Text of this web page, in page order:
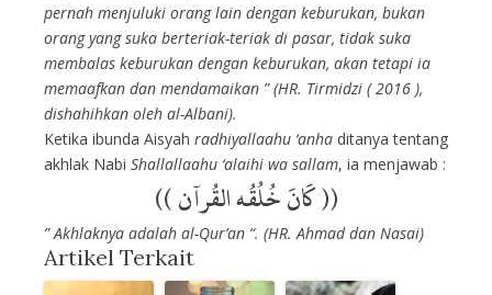
pernah menjuluki orang lain dengan keburukan, bukan
orang yang suka berteriak-teriak di pasar, tidak suka
membalas keburukan dengan keburukan, akan tetapi ia
memaafkan dan mendamaikan ” (HR. Tirmidzi ( 2016 ),
dishahihkan oleh al-Albani).
Ketika ibunda Aisyah radhiyallaahu ‘anha ditanya tentang
akhlak Nabi Shallallaahu ‘alaihi wa sallam, ia menjawab :
(( كَانَ خُلُقُه القُرآن ))
” Akhlaknya adalah al-Qur’an “. (HR. Ahmad dan Nasai)
Artikel Terkait